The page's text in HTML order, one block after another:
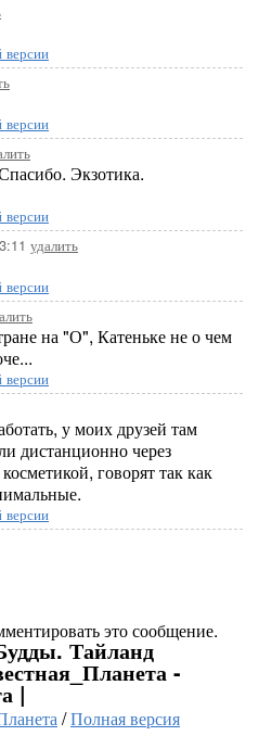
Экзотика.
удалить
на "О", Катеньке не о чем
у моих друзей там
дистанционно через
говорят так как
это сообщение.
Тайланд
-
|
/Полная версия